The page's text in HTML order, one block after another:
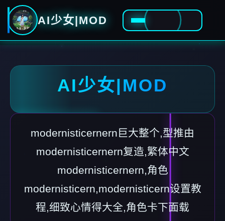
AI少女|MOD
AI少女|MOD
modernisticernern巨大整个,型推由
modernisticernern复造,繁体中文
modernisticernern,角色
modernisticern,modernisticern设置教
程,细致心情得大全,角色卡下面载